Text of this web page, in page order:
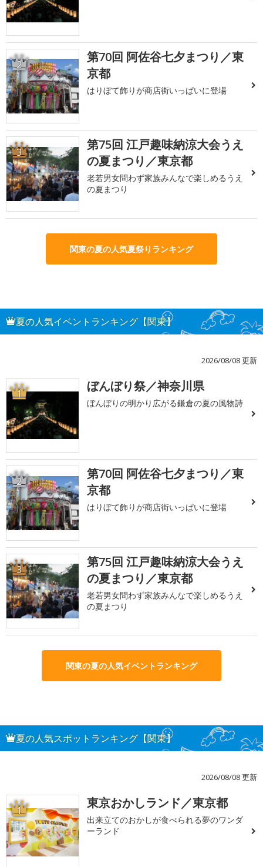
2
第70回 阿佐谷七夕まつり／東
京都
はりぼて飾りが商店街いっぱいに登場
3
第75回 江戸趣味納涼大会うえ
の夏まつり／東京都
老若男女問わず家族みんなで楽しめるうえ
の夏まつり
関東の夏の人気夏祭りランキング
夏の人気イベントランキング【関東】
2026/08/08 更新
1 ぼんぼり祭／神奈川県
ぼんぼりの明かり広がる鎌倉の夏の風物詩
2
第70回 阿佐谷七夕まつり／東
京都
はりぼて飾りが商店街いっぱいに登場
3
第75回 江戸趣味納涼大会うえ
の夏まつり／東京都
老若男女問わず家族みんなで楽しめるうえ
の夏まつり
関東の夏の人気イベントランキング
夏の人気スポットランキング【関東】
2026/08/08 更新
1 東京おかしランド／東京都
出来立てのおかしが食べられる夢のワンダ
ーランド